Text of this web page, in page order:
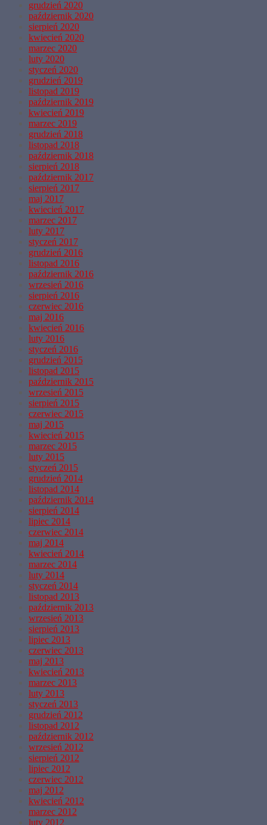
grudzień 2020
październik 2020
sierpień 2020
kwiecień 2020
marzec 2020
luty 2020
styczeń 2020
grudzień 2019
listopad 2019
październik 2019
kwiecień 2019
marzec 2019
grudzień 2018
listopad 2018
październik 2018
sierpień 2018
październik 2017
sierpień 2017
maj 2017
kwiecień 2017
marzec 2017
luty 2017
styczeń 2017
grudzień 2016
listopad 2016
październik 2016
wrzesień 2016
sierpień 2016
czerwiec 2016
maj 2016
kwiecień 2016
luty 2016
styczeń 2016
grudzień 2015
listopad 2015
październik 2015
wrzesień 2015
sierpień 2015
czerwiec 2015
maj 2015
kwiecień 2015
marzec 2015
luty 2015
styczeń 2015
grudzień 2014
listopad 2014
październik 2014
sierpień 2014
lipiec 2014
czerwiec 2014
maj 2014
kwiecień 2014
marzec 2014
luty 2014
styczeń 2014
listopad 2013
październik 2013
wrzesień 2013
sierpień 2013
lipiec 2013
czerwiec 2013
maj 2013
kwiecień 2013
marzec 2013
luty 2013
styczeń 2013
grudzień 2012
listopad 2012
październik 2012
wrzesień 2012
sierpień 2012
lipiec 2012
czerwiec 2012
maj 2012
kwiecień 2012
marzec 2012
luty 2012